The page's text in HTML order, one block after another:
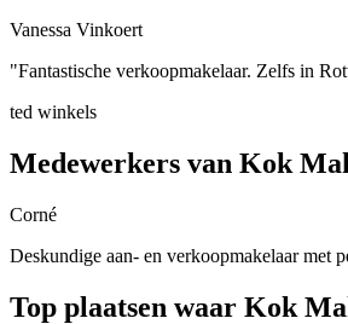
Vanessa Vinkoert
"Fantastische verkoopmakelaar. Zelfs in
ted winkels
Medewerkers van Kok
Corné
Deskundige aan- en verkoopmakelaar met
Top plaatsen waar Kok